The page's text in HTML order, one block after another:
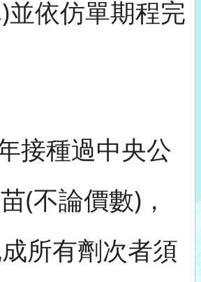
並依仿單期程完
接種過中央公
(不論價數)，
所有劑次者須